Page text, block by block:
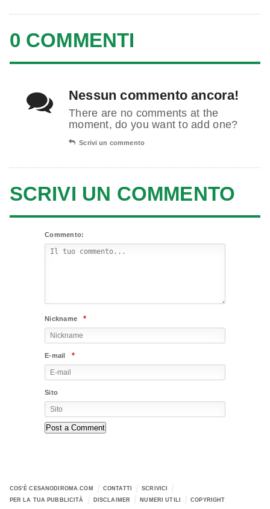
0 COMMENTI
Nessun commento ancora!
There are no comments at the
moment, do you want to add one?
Scrivi un commento
SCRIVI UN COMMENTO
Commento:
Nickname *
E-mail *
Sito
COS’È CESANODIROMA.COM CONTATTI
SCRIVICI
PER LA TUA PUBBLICITÀ
DISCLAIMER NUMERI UTILI COPYRIGHT